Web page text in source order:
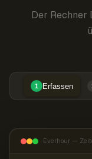
Der Rechner
1 Erfassen
Everhour —